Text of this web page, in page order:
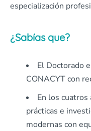
especialización
¿Sabías que?
El Doctorado
CONACYT con
En los
prácticas e
modernas con